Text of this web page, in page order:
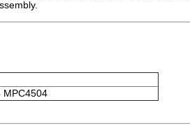
MPC4504